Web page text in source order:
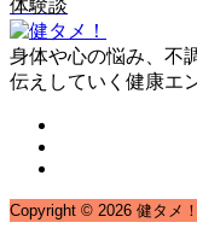
体験談
身体や心の悩み、不
伝えしていく健康エ
Copyright © 2026 健タメ